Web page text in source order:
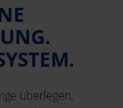
überlegen,